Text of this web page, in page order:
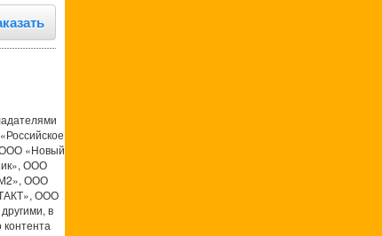
«Новый
ООО
ООО
ООО
в